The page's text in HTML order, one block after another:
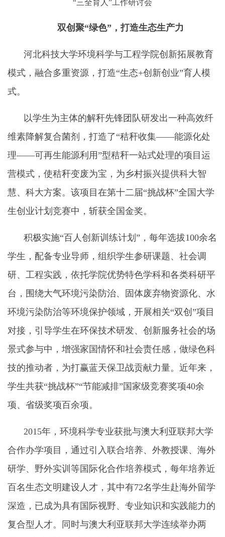
“三全育人”工作研讨会
双创聚“绿色”，打造生态生产力
河北科技大学环境科学与工程学院创新拓展教育
模式，融合多重资源，打造“生态+创新创业”育人模
式。
以学生为主体的解秆先锋团队研发出一种高效纤
维素降解复合菌剂，打造了“秸秆收集——能源化处
理——可再生能源利用”型秸秆一站式处理的项目运
营模式，使秸秆变废为宝，为乡村振兴提供科大智
慧、科大方案。该项目在第十二届“挑战杯”全国大学
生创业计划竞赛中，斩获全国金奖。
积极实施“百人创新训练计划”，每年选拔100余名
学生，配备专业导师，组织学生参研课题、社会调
研、工程实践，依托学院优势特色学科和各类科研平
台，围绕大气环境污染防治、固体废弃物资源化、水
环境污染防治等环境保护领域，开展相关“双创”项目
对接，引导学生在环保技术研发、创新服务社会的场
景式参与中，增强家国情怀和社会责任感，做绿色科
技的推动者，为打赢蓝天保卫战贡献力量。近年来，
学生共获“挑战杯”“节能减排”国家级竞赛奖项40余
项、省级奖项百余项。
2015年，环境科学专业获批与澳大利亚联邦大学
合作办学项目，通过引入联合培养、外教授课、海外
研学、野外实训等国际化合作培养模式，每年培养近
百名生态文明建设人才，其中有72名学生赴海外留学
深造，已成为具有国际视野、专业知识和实践能力的
复合型人才。同时与澳大利亚联邦大学连续举办两